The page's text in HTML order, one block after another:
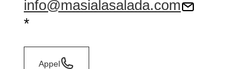
info@masialasalada.com
*
Appel